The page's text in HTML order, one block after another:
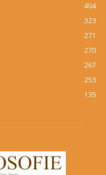
404
323
271
270
267
253
135